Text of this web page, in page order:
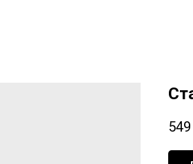
549